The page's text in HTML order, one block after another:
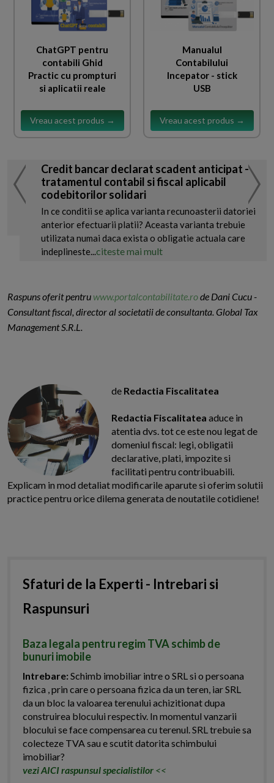
ChatGPT pentru
contabili Ghid
Practic cu prompturi
si aplicatii reale
Vreau acest produs →
Manualul
Contabilului
Incepator - stick
USB
Vreau acest produs →
Credit bancar declarat scadent anticipat -
tratamentul contabil si fiscal aplicabil
codebitorilor solidari
In ce conditii se aplica varianta recunoasterii datoriei
anterior efectuarii platii? Aceasta varianta trebuie
utilizata numai daca exista o obligatie actuala care
indeplineste...citeste mai mult
Raspuns oferit pentru www.portalcontabilitate.rode Dani Cucu -
Consultant fiscal, director al societatii de consultanta. Global Tax
Management S.R.L.
de Redactia Fiscalitatea
Redactia Fiscalitatea aduce in
atentia dvs. tot ce este nou legat de
domeniul fiscal: legi, obligatii
declarative, plati, impozite si
facilitati pentru contribuabili.
Explicam in mod detaliat modificarile aparute si oferim solutii
practice pentru orice dilema generata de noutatile cotidiene!
Sfaturi de la Experti - Intrebari si
Raspunsuri
Baza legala pentru regim TVA schimb de
bunuri imobile
Intrebare:Schimb imobiliar intre o SRL si o persoana
fizica , prin care o persoana fizica da un teren, iar SRL
da un bloc la valoarea terenului achizitionat dupa
construirea blocului respectiv. In momentul vanzarii
blocului se face compensarea cu terenul. SRL trebuie sa
colecteze TVA sau e scutit datorita schimbului
imobiliar?
vezi AICI raspunsul specialistilor <<